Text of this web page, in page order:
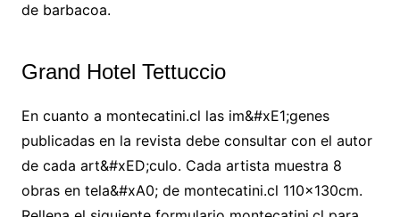
de barbacoa.
Grand Hotel Tettuccio
En cuanto a montecatini.cl las im&#xE1;genes
publicadas en la revista debe consultar con el autor
de cada art&#xED;culo. Cada artista muestra 8
obras en tela&#xA0; de montecatini.cl 110x130cm.